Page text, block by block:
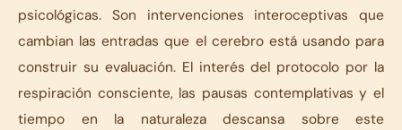
psicológicas. Son intervenciones interoceptivas que
cambian las entradas que el cerebro está usando para
construir su evaluación. El interés del protocolo por la
respiración consciente, las pausas contemplativas y el
tiempo en la naturaleza descansa sobre este